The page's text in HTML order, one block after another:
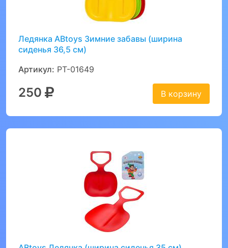
Ледянка ABtoys Зимние забавы (ширина
сиденья 36,5 см)
Артикул: PT-01649
250 В корзину